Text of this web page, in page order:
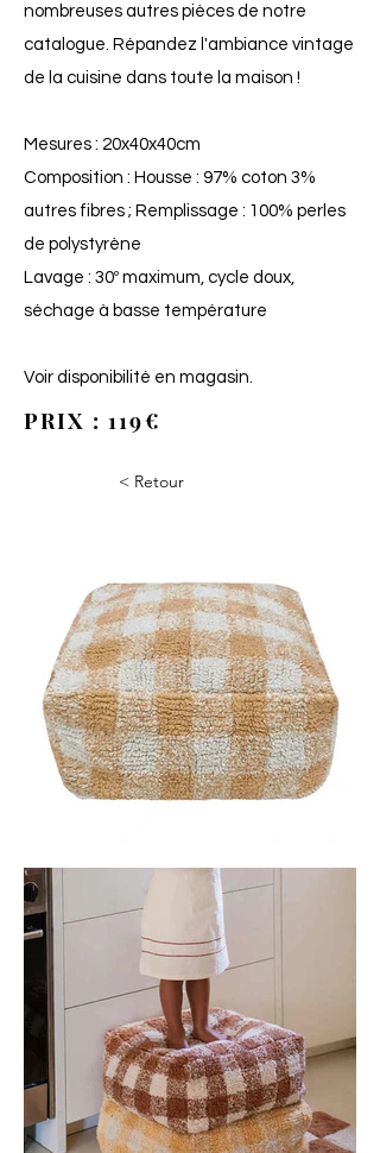
nombreuses autres pièces de notre
catalogue. Répandez l'ambiance vintage
de la cuisine dans toute la maison !
Mesures : 20x40x40cm
Composition : Housse : 97% coton 3%
autres fibres ; Remplissage : 100% perles
de polystyrène
Lavage : 30º maximum, cycle doux,
séchage à basse température
Voir disponibilité en magasin.
PRIX : 119€
< Retour